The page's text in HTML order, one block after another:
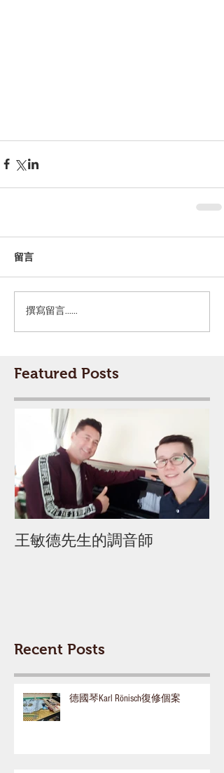
留言
撰寫留言......
Featured Posts
王敏德先生的調音師
Recent Posts
德國琴Karl Rönisch復修個案